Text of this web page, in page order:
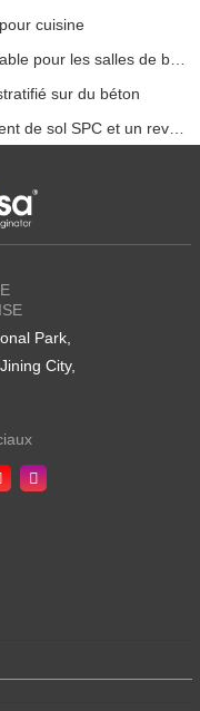
cuisine
sur du béton
Quelle est la différence entre un revêtement de sol SPC et un revêtement de sol WPC
Park,
City,